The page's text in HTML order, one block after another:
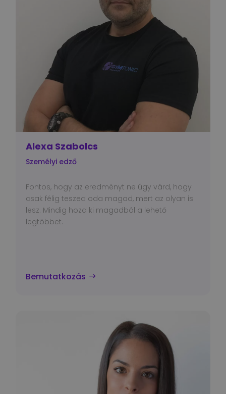
Alexa Szabolcs
Személyi edző
Fontos, hogy az eredményt ne úgy várd, hogy
csak félig teszed oda magad, mert az olyan is
lesz. Mindig hozd ki magadból a lehető
legtöbbet.
Bemutatkozás